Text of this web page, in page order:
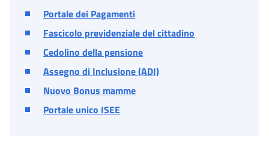
Portale dei Pagamenti
Fascicolo previdenziale del cittadino
Cedolino della pensione
Assegno di Inclusione (ADI)
Nuovo Bonus mamme
Portale unico ISEE